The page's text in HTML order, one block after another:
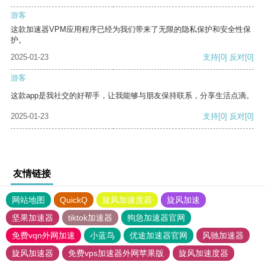
游客
这款加速器VPM应用程序已经为我们带来了无限的隐私保护和安全性保
护。
2025-01-23
支持[0] 反对[0]
游客
这款app是我社交的好帮手，让我能够与朋友保持联系，分享生活点滴。
2025-01-23 支持[0] 反对[0]
友情链接
网站地图 QuickQ 旋风加速度器
旋风加速
坚果加速器
tiktok加速器
狗急加速器官网
免费vqn外网加速
小蓝鸟 优途加速器官网
风驰加速器
旋风加速器
免费vps加速器外网苹果版
旋风加速度器